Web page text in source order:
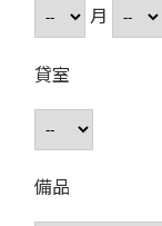
月
貸室
備品